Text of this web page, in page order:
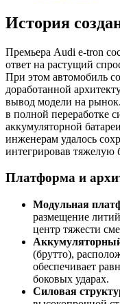
История
Премьера Audi e-tron
ответ на растущий
При этом автомобиль
доработанной
вывод модели на
в полной переработке
аккумуляторной
инженерам удалось
интегрировав тяжелую
Платформа и
Модульная
размещение
центр тяжести
(брутто),
обеспечивает
боковых ударах.
Силовая